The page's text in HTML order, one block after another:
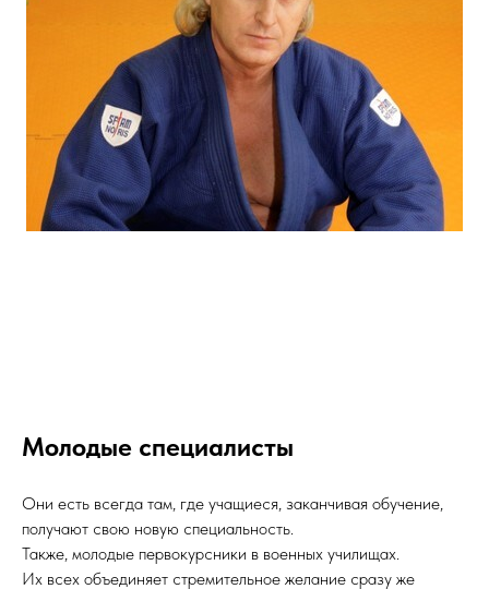
Молодые специалисты
Они есть всегда там, где учащиеся, заканчивая обучение,
получают свою новую специальность.
Также, молодые первокурсники в военных училищах.
Их всех объединяет стремительное желание сразу же